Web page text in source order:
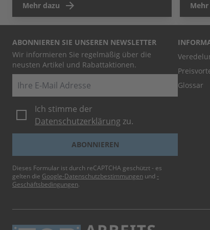
Mehr dazu Mehr
ABONNIEREN SIE UNSEREN NEWSLETTER
Wir informieren Sie regelmäßig über die
neusten Artikel und Rabattaktionen.
E-Mail
Ich stimme der
Datenschutzerklärung zu.
ABONNIEREN
Dieses Formular ist durch reCAPTCHA geschützt - es
gelten die Google-Datenschutzbestimmungen und -
Geschäftsbedingungen.
Glossar